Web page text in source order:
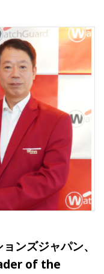
ンズジャパン、
of the